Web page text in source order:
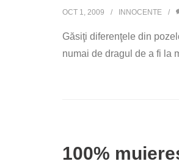
OCT 1, 2009 INNOCENTE
Găsiţi diferenţele din
numai de dragul de a fi la
100%